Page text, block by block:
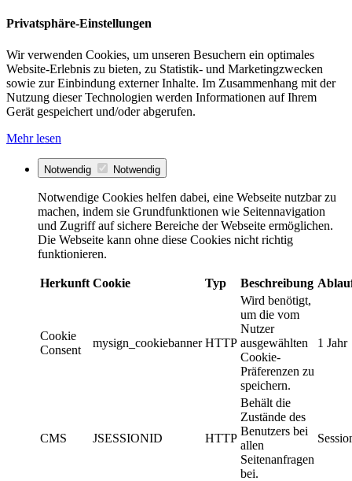
Privatsphäre-Einstellungen
Wir verwenden Cookies, um unseren Besuchern ein optimales
Website-Erlebnis zu bieten, zu Statistik- und Marketingzwecken
sowie zur Einbindung externer Inhalte. Im Zusammenhang mit der
Nutzung dieser Technologien werden Informationen auf Ihrem
Gerät gespeichert und/oder abgerufen.
Mehr lesen
Notwendig Notwendig
Notwendige Cookies helfen dabei, eine Webseite nutzbar zu
machen, indem sie Grundfunktionen wie Seitennavigation
und Zugriff auf sichere Bereiche der Webseite ermöglichen.
Die Webseite kann ohne diese Cookies nicht richtig
funktionieren.
Herkunft Cookie Typ Beschreibung
Cookie
Consent
mysign_cookiebanner HTTP
Wird benötigt,
um die vom
Nutzer
ausgewählten
Cookie-
Präferenzen zu
speichern.
1 Jahr
CMS JSESSIONID HTTP
Behält die
Zustände des
Benutzers bei
allen
Seitenanfragen
bei.